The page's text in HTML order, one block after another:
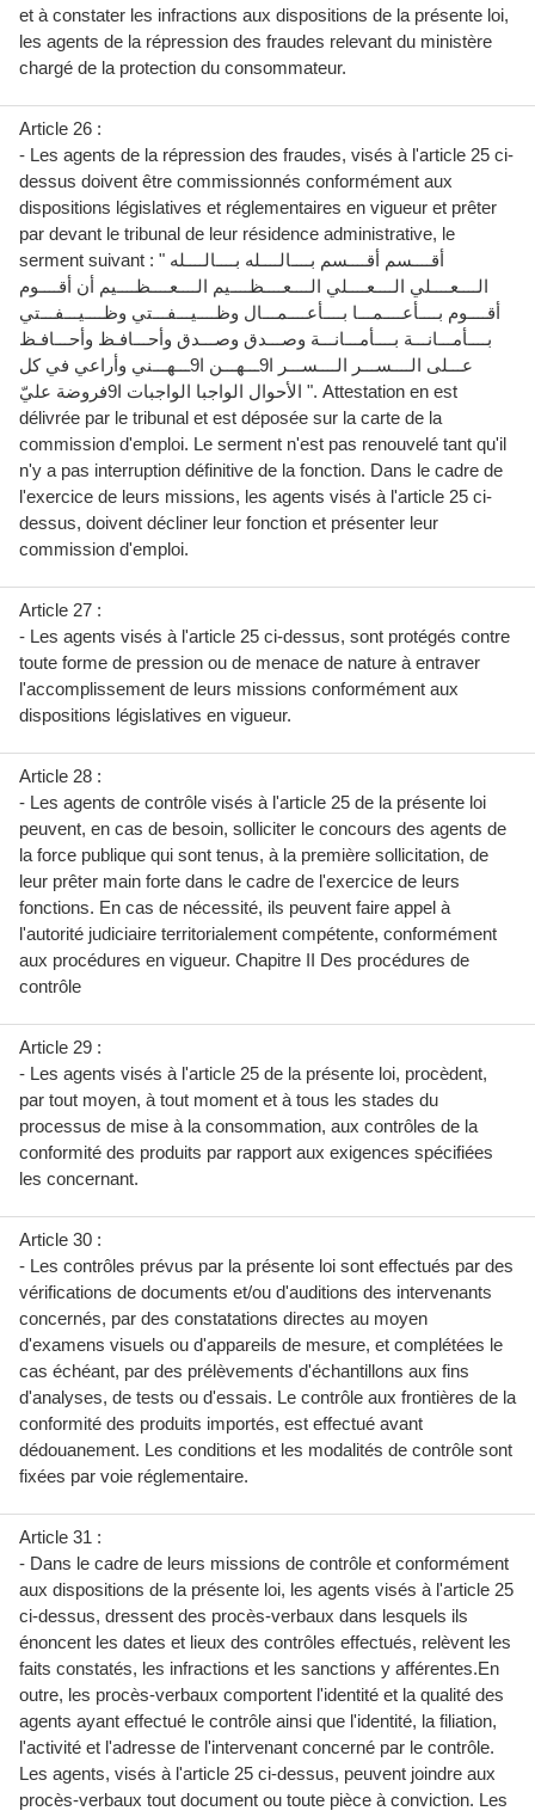
et à constater les infractions aux dispositions de la présente loi,
les agents de la répression des fraudes relevant du ministère
chargé de la protection du consommateur.
Article 26 :
- Les agents de la répression des fraudes, visés à l'article 25 ci-
dessus doivent être commissionnés conformément aux
dispositions législatives et réglementaires en vigueur et prêter
par devant le tribunal de leur résidence administrative, le
serment suivant : " أقــــسم أقــــسم بــــالــــله بــــالــــله
الــــعــــلي الــــعــــلي الــــعــــظــــيم الــــعــــظــــيم أن أقــــوم
أقــــوم بــــأعــــمـــا بــــأعــــمـــال وظــــيـــفـــتي وظــــيـــفـــتي
بــــأمـــانـــة بــــأمـــانـــة وصـــدق وصـــدق وأحـــافـظ وأحـــافـظ
عـــلى الــــســـر الــــســـر ا9ـــهـــن ا9ـــهـــني وأراعي في كل
الأحوال الواجبا الواجبات ا9فروضة عليّ ". Attestation en est
délivrée par le tribunal et est déposée sur la carte de la
commission d'emploi. Le serment n'est pas renouvelé tant qu'il
n'y a pas interruption définitive de la fonction. Dans le cadre de
l'exercice de leurs missions, les agents visés à l'article 25 ci-
dessus, doivent décliner leur fonction et présenter leur
commission d'emploi.
Article 27 :
- Les agents visés à l'article 25 ci-dessus, sont protégés contre
toute forme de pression ou de menace de nature à entraver
l'accomplissement de leurs missions conformément aux
dispositions législatives en vigueur.
Article 28 :
- Les agents de contrôle visés à l'article 25 de la présente loi
peuvent, en cas de besoin, solliciter le concours des agents de
la force publique qui sont tenus, à la première sollicitation, de
leur prêter main forte dans le cadre de l'exercice de leurs
fonctions. En cas de nécessité, ils peuvent faire appel à
l'autorité judiciaire territorialement compétente, conformément
aux procédures en vigueur. Chapitre II Des procédures de
contrôle
Article 29 :
- Les agents visés à l'article 25 de la présente loi, procèdent,
par tout moyen, à tout moment et à tous les stades du
processus de mise à la consommation, aux contrôles de la
conformité des produits par rapport aux exigences spécifiées
les concernant.
Article 30 :
- Les contrôles prévus par la présente loi sont effectués par des
vérifications de documents et/ou d'auditions des intervenants
concernés, par des constatations directes au moyen
d'examens visuels ou d'appareils de mesure, et complétées le
cas échéant, par des prélèvements d'échantillons aux fins
d'analyses, de tests ou d'essais. Le contrôle aux frontières de la
conformité des produits importés, est effectué avant
dédouanement. Les conditions et les modalités de contrôle sont
fixées par voie réglementaire.
Article 31 :
- Dans le cadre de leurs missions de contrôle et conformément
aux dispositions de la présente loi, les agents visés à l'article 25
ci-dessus, dressent des procès-verbaux dans lesquels ils
énoncent les dates et lieux des contrôles effectués, relèvent les
faits constatés, les infractions et les sanctions y afférentes.En
outre, les procès-verbaux comportent l'identité et la qualité des
agents ayant effectué le contrôle ainsi que l'identité, la filiation,
l'activité et l'adresse de l'intervenant concerné par le contrôle.
Les agents, visés à l'article 25 ci-dessus, peuvent joindre aux
procès-verbaux tout document ou toute pièce à conviction. Les